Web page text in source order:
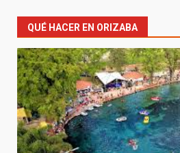
QUÉ HACER EN ORIZABA